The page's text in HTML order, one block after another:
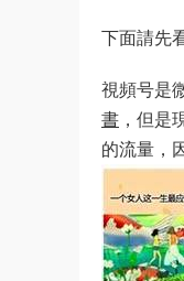
下面請先
視頻号是
書 ，但是
的流量，